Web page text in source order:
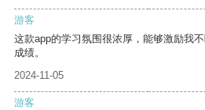
游客
这款app的学习氛围很浓厚，能够激励我
成绩。
2024-11-05
游客